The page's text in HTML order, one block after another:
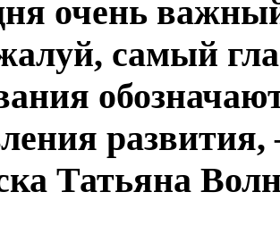
очень
самый
Татьяна